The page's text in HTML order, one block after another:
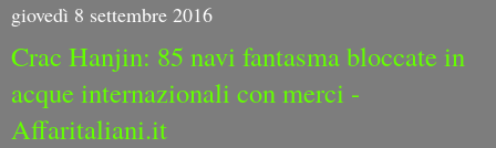
giovedì 8 settembre 2016
Crac Hanjin: 85 navi fantasma bloccate in
acque internazionali con merci -
Affaritaliani.it